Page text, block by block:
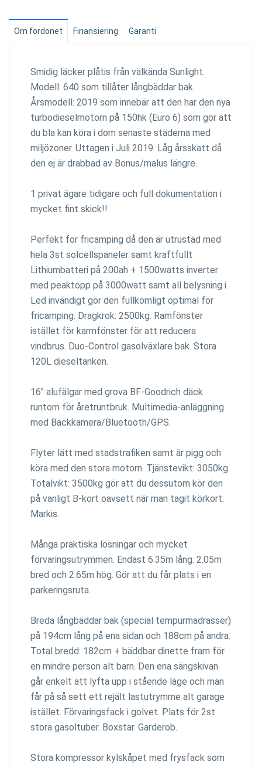
Om fordonet Finansiering Garanti
Smidig läcker plåtis från välkända Sunlight.
Modell: 640 som tillåter långbäddar bak.
Årsmodell: 2019 som innebär att den har den nya
turbodieselmotorn på 150hk (Euro 6) som gör att
du bla kan köra i dom senaste städerna med
miljözoner. Uttagen i Juli 2019. Låg årsskatt då
den ej är drabbad av Bonus/malus längre.
1 privat ägare tidigare och full dokumentation i
mycket fint skick!!
Perfekt för fricamping då den är utrustad med
hela 3st solcellspaneler samt kraftfullt
Lithiumbatteri på 200ah + 1500watts inverter
med peaktopp på 3000watt samt all belysning i
Led invändigt gör den fullkomligt optimal för
fricamping. Dragkrok: 2500kg. Ramfönster
istället för karmfönster för att reducera
vindbrus. Duo-Control gasolväxlare bak. Stora
120L dieseltanken.
16" alufälgar med grova BF-Goodrich däck
runtom för åretruntbruk. Multimedia-anläggning
med Backkamera/Bluetooth/GPS.
Flyter lätt med stadstrafiken samt är pigg och
köra med den stora motorn. Tjänstevikt: 3050kg.
Totalvikt: 3500kg gör att du dessutom kör den
på vanligt B-kort oavsett när man tagit körkort.
Markis.
Många praktiska lösningar och mycket
förvaringsutrymmen. Endast 6.35m lång. 2.05m
bred och 2.65m hög. Gör att du får plats i en
parkeringsruta.
Breda långbäddar bak (special tempurmadrasser)
på 194cm lång på ena sidan och 188cm på andra.
Total bredd: 182cm + bäddbar dinette fram för
en mindre person alt barn. Den ena sängskivan
går enkelt att lyfta upp i stående läge och man
får på så sett ett rejält lastutrymme alt garage
istället. Förvaringsfack i golvet. Plats för 2st
stora gasoltuber. Boxstar. Garderob.
Stora kompressor kylskåpet med frysfack som